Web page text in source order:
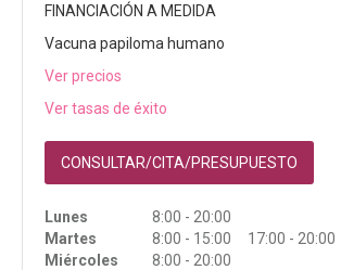
FINANCIACIÓN A MEDIDA
Vacuna papiloma humano
Ver precios
Ver tasas de éxito
CONSULTAR/CITA/PRESUPUESTO
Lunes
8:00 - 20:00
Martes
8:00 - 15:00 17:00 - 20:00
Miércoles
8:00 - 20:00